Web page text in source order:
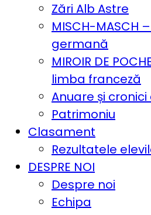
Zări Alb Astre
MISCH-MASCH
germană
MIROIR DE
limba franceză
Anuare și cronici
Patrimoniu
Clasament
Rezultatele
DESPRE NOI
Despre noi
Echipa